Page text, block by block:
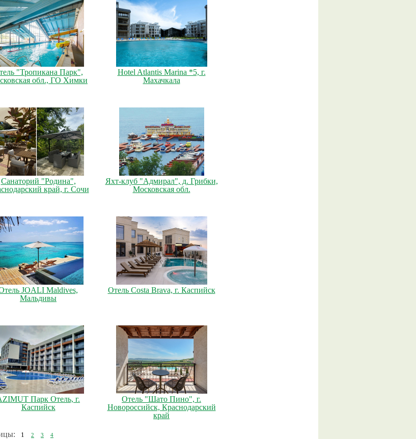
"Тропикана Парк",
обл., ГО Химки
Hotel Atlantis Marina *5, г.
Махачкала
Санаторий "Родина",
край, г. Сочи
Яхт-клуб "Адмирал", д. Грибки,
Московская обл.
JOALI Maldives,
Мальдивы
Отель Costa Brava, г. Каспийск
Парк Отель, г.
Каспийск
Отель "Шато Пино", г.
Новороссийск, Краснодарский
край
1 2 3 4